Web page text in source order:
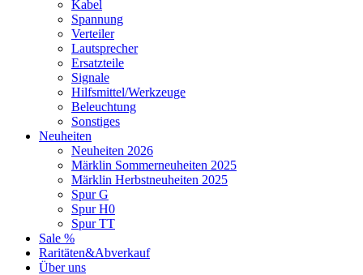
Kabel
Spannung
Verteiler
Lautsprecher
Ersatzteile
Signale
Hilfsmittel/Werkzeuge
Beleuchtung
Sonstiges
Neuheiten
Neuheiten 2026
Märklin Sommerneuheiten 2025
Märklin Herbstneuheiten 2025
Spur G
Spur H0
Spur TT
Sale %
Raritäten&Abverkauf
Über uns